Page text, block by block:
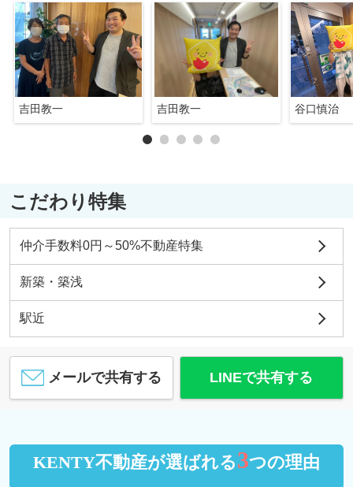
吉田教一 吉田教一 谷口慎治
こだわり特集
仲介手数料0円～50%不動産特集
新築・築浅
駅近
メールで共有する LINEで共有する
KENTY不動産が選ばれる3つの理由